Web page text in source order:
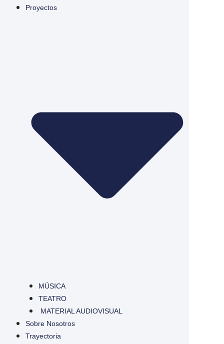
Proyectos
MÚSICA
TEATRO
MATERIAL AUDIOVISUAL
Sobre Nosotros
Trayectoria